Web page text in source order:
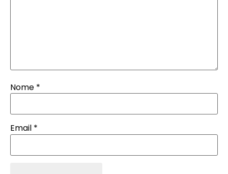
Nome *
Email *